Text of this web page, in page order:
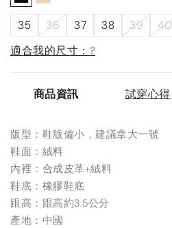
35 36 37 38 39 40
適合我的尺寸： ?
商品資訊 試穿心得
版型：鞋版偏小，建議拿大一號
鞋面：絨料
內裡：合成皮革+絨料
鞋底：橡膠鞋底
跟高：跟高約3.5公分
產地：中國